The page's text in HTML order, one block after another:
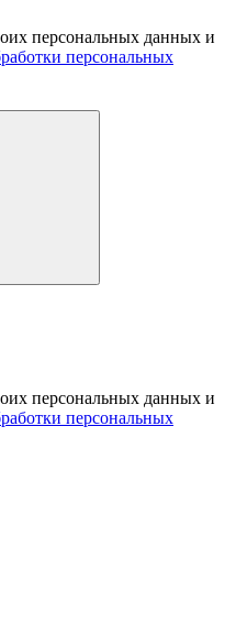
персональных данных и
персональных
персональных данных и
персональных